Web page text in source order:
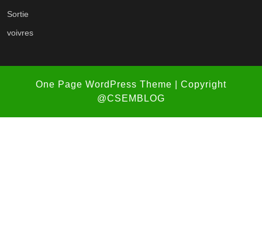
Sortie
voivres
One Page WordPress Theme
| Copyright
@CSEMBLOG